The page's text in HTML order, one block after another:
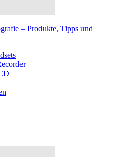
– Produkte, Tipps und